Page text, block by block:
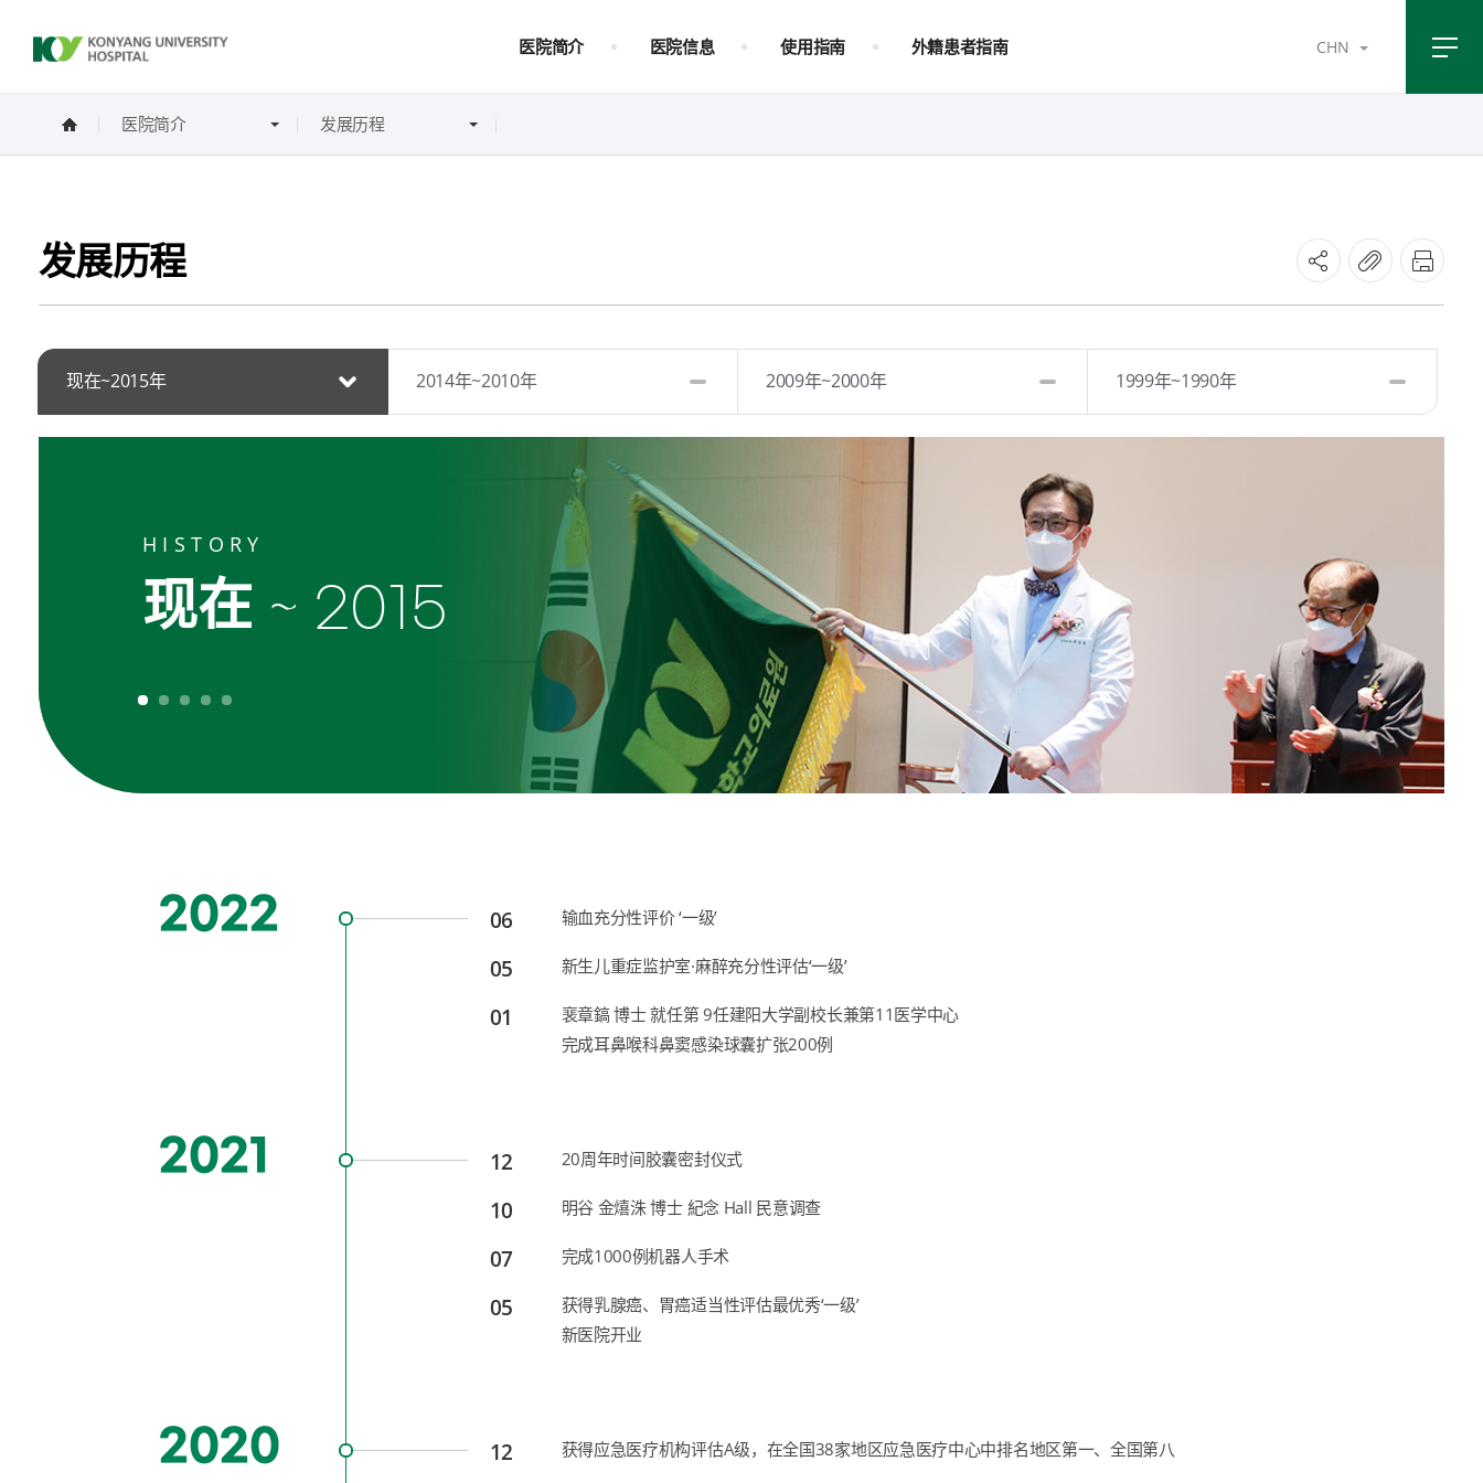
CHN
医院简介 医院信息 使用指南 外籍患者指南
医院简介 发展历程
发展历程
现在~2015年 2014年~2010年 2009年~2000年 1999年~1990年
HISTORY
现在 ~ 2015
2022 06 输血充分性评价 ‘一级’
05 新生儿重症监护室·麻醉充分性评估‘一级’
01
裵章鎬 博士 就任第 9任建阳大学副校长兼第11医学中心
完成耳鼻喉科鼻窦感染球囊扩张200例
2021 12 20周年时间胶囊密封仪式
10 明谷 金熺洙 博士 紀念 Hall 民意调查
07 完成1000例机器人手术
05
获得乳腺癌、胃癌适当性评估最优秀‘一级’
新医院开业
2020 12 获得应急医疗机构评估A级，在全国38家地区应急医疗中心中排名地区第一、全国第八